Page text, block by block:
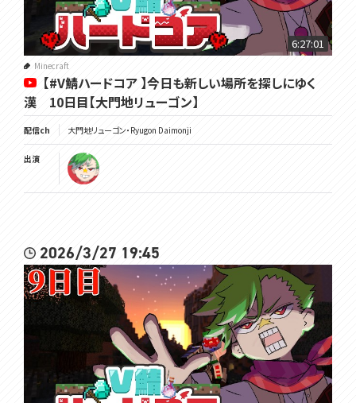
6:27:01
Minecraft
【#V鯖ハードコア 】今日も新しい場所を探しにゆく
漢 10日目【大門地リューゴン】
配信ch 大門地リューゴン・Ryugon Daimonji
出演
2026/3/27 19:45